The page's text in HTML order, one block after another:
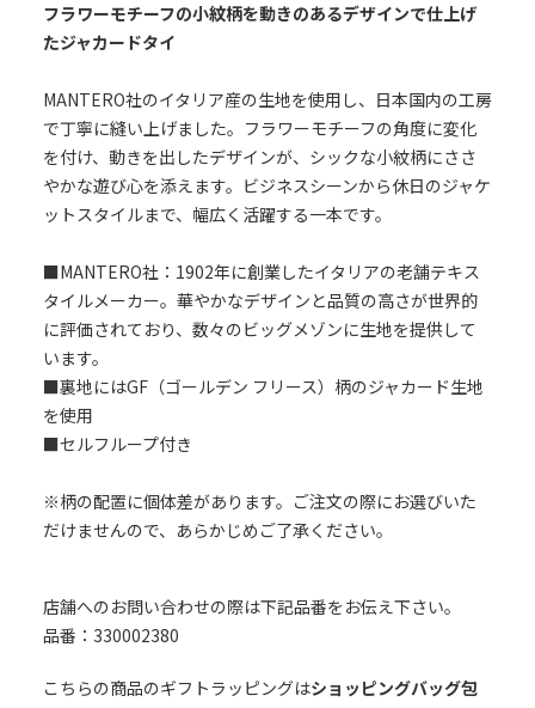
フラワーモチーフの小紋柄を動きのあるデザインで仕上げ
たジャカードタイ
MANTERO社のイタリア産の生地を使用し、日本国内の工房
で丁寧に縫い上げました。フラワーモチーフの角度に変化
を付け、動きを出したデザインが、シックな小紋柄にささ
やかな遊び心を添えます。ビジネスシーンから休日のジャケ
ットスタイルまで、幅広く活躍する一本です。
■MANTERO社：1902年に創業したイタリアの老舗テキス
タイルメーカー。華やかなデザインと品質の高さが世界的
に評価されており、数々のビッグメゾンに生地を提供して
います。
■裏地にはGF（ゴールデン フリース）柄のジャカード生地
を使用
■セルフループ付き
※柄の配置に個体差があります。ご注文の際にお選びいた
だけませんので、あらかじめご了承ください。
店舗へのお問い合わせの際は下記品番をお伝え下さい。
品番：330002380
こちらの商品のギフトラッピングはショッピングバッグ包